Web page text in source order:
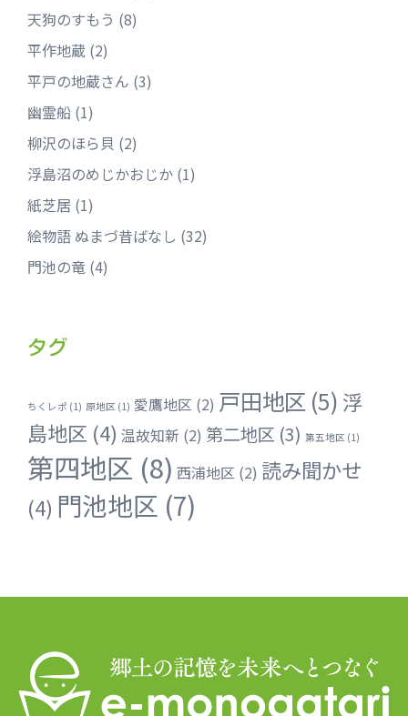
天狗のすもう (8)
平作地蔵 (2)
平戸の地蔵さん (3)
幽霊船 (1)
柳沢のほら貝 (2)
浮島沼のめじかおじか (1)
紙芝居 (1)
絵物語 ぬまづ昔ばなし (32)
門池の竜 (4)
タグ
ちくレポ (1) 原地区 (1) 愛鷹地区 (2) 戸田地区 (5) 浮
島地区 (4) 温故知新 (2) 第二地区 (3) 第五地区 (1)
第四地区 (8) 西浦地区 (2) 読み聞かせ
(4) 門池地区 (7)